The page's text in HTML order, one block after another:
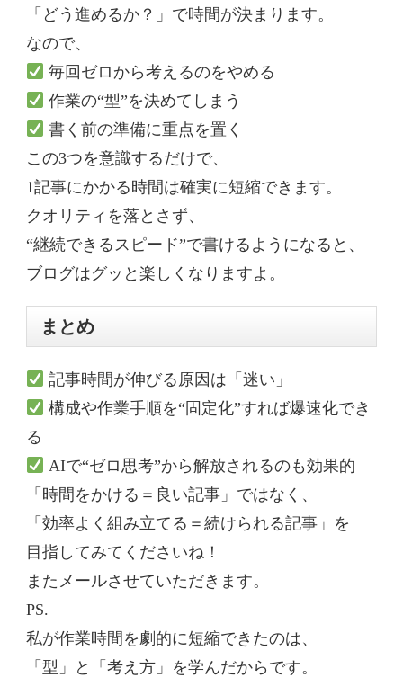
「どう進めるか？」で時間が決まります。
なので、
毎回ゼロから考えるのをやめる
作業の“型”を決めてしまう
書く前の準備に重点を置く
この3つを意識するだけで、
1記事にかかる時間は確実に短縮できます。
クオリティを落とさず、
“継続できるスピード”で書けるようになると、
ブログはグッと楽しくなりますよ。
まとめ
記事時間が伸びる原因は「迷い」
構成や作業手順を“固定化”すれば爆速化でき
る
AIで“ゼロ思考”から解放されるのも効果的
「時間をかける＝良い記事」ではなく、
「効率よく組み立てる＝続けられる記事」を
目指してみてくださいね！
またメールさせていただきます。
PS.
私が作業時間を劇的に短縮できたのは、
「型」と「考え方」を学んだからです。